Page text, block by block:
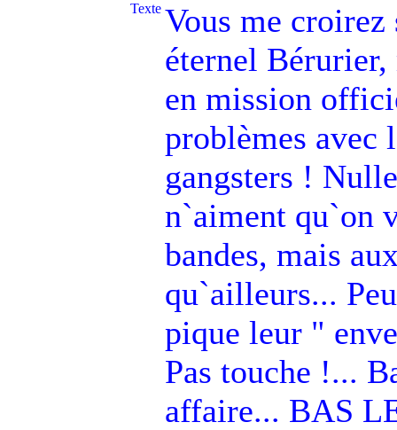
Texte Vous me
éternel
en mission
problèmes avec
gangsters !
n`aiment qu`on
bandes, mais
qu`ailleurs...
pique leur "
Pas touche !...
affaire... BAS